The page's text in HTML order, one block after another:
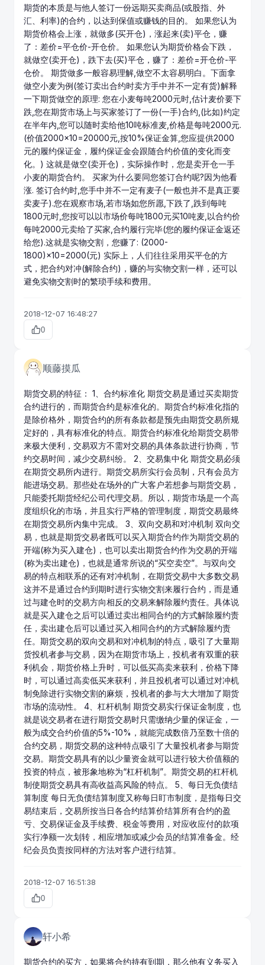
期货的本质是与他人签订一份远期买卖商品(或股指、外
汇、利率)的合约，以达到保值或赚钱的目的。 如果您认为
期货价格会上涨，就做多(买开仓)，涨起来(卖)平仓，赚
了：差价=平仓价-开仓价。 如果您认为期货价格会下跌，
就做空(卖开仓)，跌下去(买)平仓，赚了：差价=开仓价-平
仓价。 期货做多一般容易理解,做空不太容易明白。下面拿
做空小麦为例(签订卖出合约时卖方手中并不一定有货)解释
一下期货做空的原理: 您在小麦每吨2000元时,估计麦价要下
跌,您在期货市场上与买家签订了一份(一手)合约,(比如)约定
在半年内,您可以随时卖给他10吨标准麦,价格是每吨2000元.
(价值2000×10=20000元,按10%保证金算,您应提供2000
元的履约保证金，履约保证金会跟随合约价值的变化而变
化。) 这就是做空(卖开仓)，实际操作时，您是卖开仓一手
小麦的期货合约。 买家为什么要同您签订合约呢?因为他看
涨. 签订合约时,您手中并不一定有麦子(一般也并不是真正要
卖麦子).您在观察市场,若市场如您所愿,下跌了,跌到每吨
1800元时,您按可以以市场价每吨1800元买10吨麦,以合约价
每吨2000元卖给了买家,合约履行完毕(您的履约保证金返还
给您).这就是实物交割，您赚了: (2000-
1800)×10=2000(元) 实际上，人们往往采用买平仓的方
式，把合约对冲(解除合约)，赚的与实物交割一样，还可以
避免实物交割时的繁琐手续和费用。
2018-12-07 16:48:27
0
顺藤摸瓜
期货交易的特征： 1、合约标准化 期货交易是通过买卖期货
合约进行的，而期货合约是标准化的。期货合约标准化指的
是除价格外，期货合约的所有条款都是预先由期货交易所规
定好的，具有标准化的特点。期货合约标准化给期货交易带
来极大便利，交易双方不需对交易的具体条款进行协商，节
约交易时间，减少交易纠纷。 2、交易集中化 期货交易必须
在期货交易所内进行。期货交易所实行会员制，只有会员方
能进场交易。那些处在场外的广大客户若想参与期货交易，
只能委托期货经纪公司代理交易。所以，期货市场是一个高
度组织化的市场，并且实行严格的管理制度，期货交易最终
在期货交易所内集中完成。 3、双向交易和对冲机制 双向交
易，也就是期货交易者既可以买入期货合约作为期货交易的
开端(称为买入建仓)，也可以卖出期货合约作为交易的开端
(称为卖出建仓)，也就是通常所说的“买空卖空”。与双向交
易的特点相联系的还有对冲机制，在期货交易中大多数交易
这并不是通过合约到期时进行实物交割来履行合约，而是通
过与建仓时的交易方向相反的交易来解除履约责任。具体说
就是买入建仓之后可以通过卖出相同合约的方式解除履约责
任，卖出建仓后可以通过买入相同合约的方式解除履约责
任。期货交易的双向交易和对冲机制的特点，吸引了大量期
货投机者参与交易，因为在期货市场上，投机者有双重的获
利机会， 期货价格 上升时，可以低买高卖来获利，价格下降
时，可以通过高卖低买来获利，并且投机者可以通过对冲机
制免除进行实物交割的麻烦，投机者的参与大大增加了期货
市场的流动性。 4、杠杆机制 期货交易实行保证金制度，也
就是说交易者在进行期货交易时只需缴纳少量的保证金，一
般为成交合约价值的5%-10%，就能完成数倍乃至数十倍的
合约交易，期货交易的这种特点吸引了大量投机者参与期货
交易。期货交易具有的以少量资金就可以进行较大价值额的
投资的特点，被形象地称为“杠杆机制”。期货交易的杠杆机
制使期货交易具有高收益高风险的特点。 5、每日无负债结
算制度 每日无负债结算制度又称每日盯市制度，是指每日交
易结束后，交易所按当日各合约结算价结算所有合约的盈
亏、交易保证金及手续费、税金等费用，对应收应付的款项
实行净额一次划转，相应增加或减少会员的结算准备金。经
纪会员负责按同样的方法对客户进行结算。
2018-12-07 16:51:38
0
轩小希
期货合约的买方，如果将合约持有到期，那么他有义务买入